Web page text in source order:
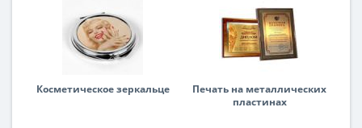
Косметическое зеркальце
Печать на металлических
пластинах